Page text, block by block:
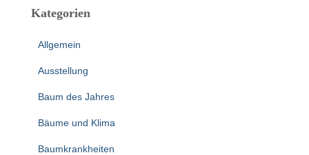
Kategorien
Allgemein
Ausstellung
Baum des Jahres
Bäume und Klima
Baumkrankheiten